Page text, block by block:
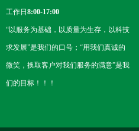
工作日 8:00-17:00
“以服务为基础，以质量为生存，以科技
求发展”是我们的口号；“用我们真诚的
微笑，换取客户对我们服务的满意”是我
们的目标！！！